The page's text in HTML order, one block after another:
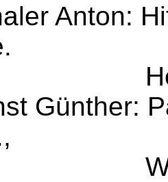
Anton:
Günther: